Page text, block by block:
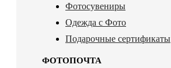
Фотосувениры
Одежда с Фото
Подарочные сертификаты
ФОТОПОЧТА